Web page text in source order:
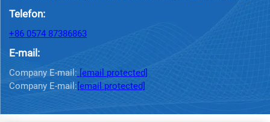
Telefon:
+86 0574 87386863
E-mail:
Company E-mail: [email protected]
Company E-mail:[email protected]